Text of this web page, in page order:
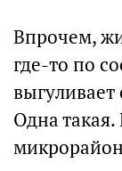
Впрочем,
где-то по
выгуливает
Одна